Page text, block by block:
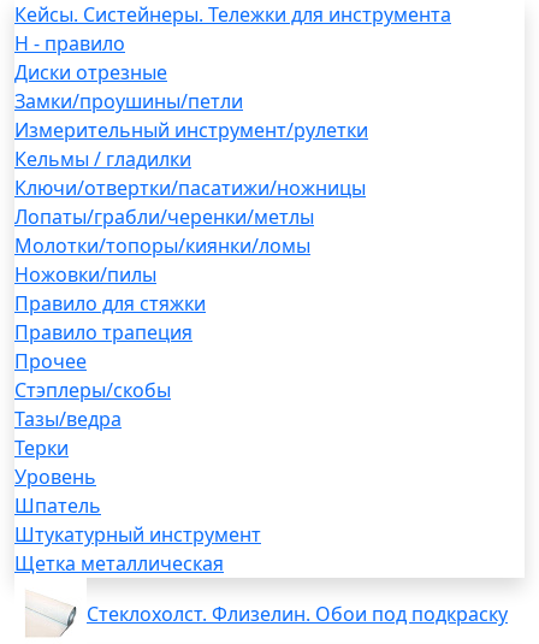
Кейсы. Систейнеры. Тележки для инструмента
H - правило
Диски отрезные
Замки/проушины/петли
Измерительный инструмент/рулетки
Кельмы / гладилки
Ключи/отвертки/пасатижи/ножницы
Лопаты/грабли/черенки/метлы
Молотки/топоры/киянки/ломы
Ножовки/пилы
Правило для стяжки
Правило трапеция
Прочее
Стэплеры/скобы
Тазы/ведра
Терки
Уровень
Шпатель
Штукатурный инструмент
Щетка металлическая
Стеклохолст. Флизелин. Обои под подкраску